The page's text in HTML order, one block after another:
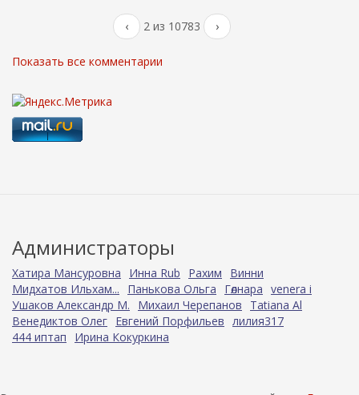
‹ 2 из 10783 ›
Показать все комментарии
Администраторы
Хатира Мансуровна Инна Rub Рахим
Винни
Мидхатов Ильхам...
Панькова Ольга Гөлнара venera i
Ушаков Александр М.
Михаил Черепанов
Tatiana Al
Венедиктов Олег Евгений Порфильев лилия317
444 иптап
Ирина Кокуркина